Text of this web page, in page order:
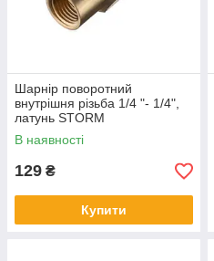
Шарнір поворотний
внутрішня різьба 1/4 "- 1/4",
латунь STORM
В наявності
129 ₴
Купити